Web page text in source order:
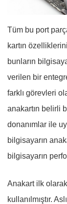
Tüm bu port
kartın
bunların
verilen bir
farklı görevleri
anakartın belirli
donanımlar ile
bilgisayarın
bilgisayarın
Anakart ilk
kullanılmıştır.